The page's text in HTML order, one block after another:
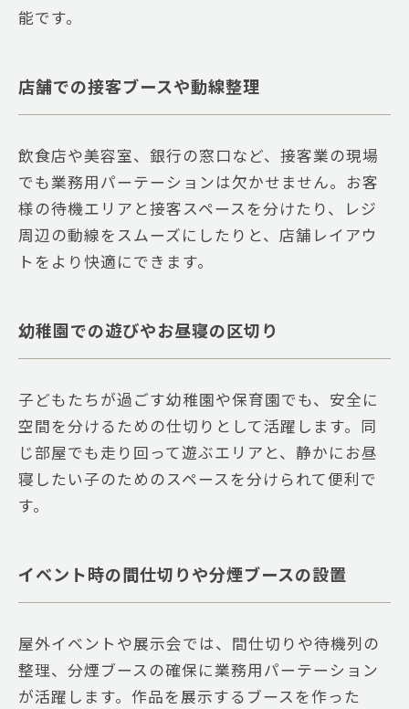
能です。
店舗での接客ブースや動線整理
飲食店や美容室、銀行の窓口など、接客業の現場
でも業務用パーテーションは欠かせません。お客
様の待機エリアと接客スペースを分けたり、レジ
周辺の動線をスムーズにしたりと、店舗レイアウ
トをより快適にできます。
幼稚園での遊びやお昼寝の区切り
子どもたちが過ごす幼稚園や保育園でも、安全に
空間を分けるための仕切りとして活躍します。同
じ部屋でも走り回って遊ぶエリアと、静かにお昼
寝したい子のためのスペースを分けられて便利で
す。
イベント時の間仕切りや分煙ブースの設置
屋外イベントや展示会では、間仕切りや待機列の
整理、分煙ブースの確保に業務用パーテーション
が活躍します。作品を展示するブースを作った